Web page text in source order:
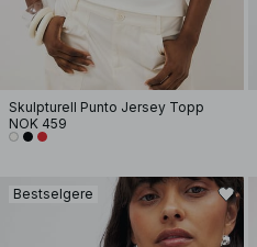
Skulpturell Punto Jersey Topp
NOK 459
Bestselgere